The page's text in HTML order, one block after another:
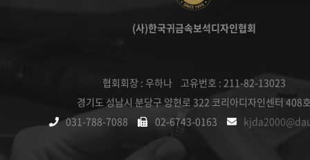
(사)한국귀금속보석디자인협회
협회회장 : 우하나 고유번호 : 211-82-13023
경기도 성남시 분당구 양현로 322 코리아디자인센터 408
031-788-7088
02-6743-0163